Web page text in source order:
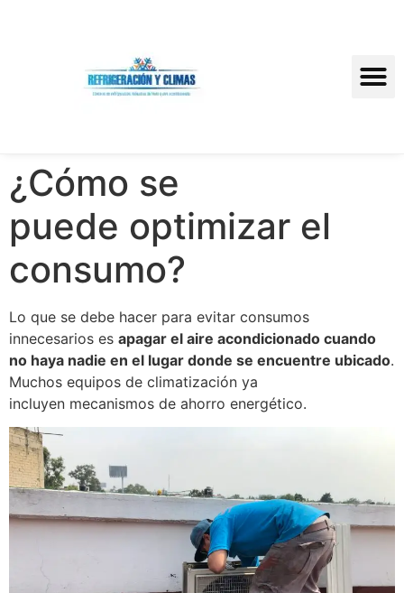
¿Cómo se
puede optimizar el
consumo?
Lo que se debe hacer para evitar consumos
innecesarios es apagar el aire acondicionado cuando
no haya nadie en el lugar donde se encuentre ubicado.
Muchos equipos de climatización ya
incluyen mecanismos de ahorro energético.